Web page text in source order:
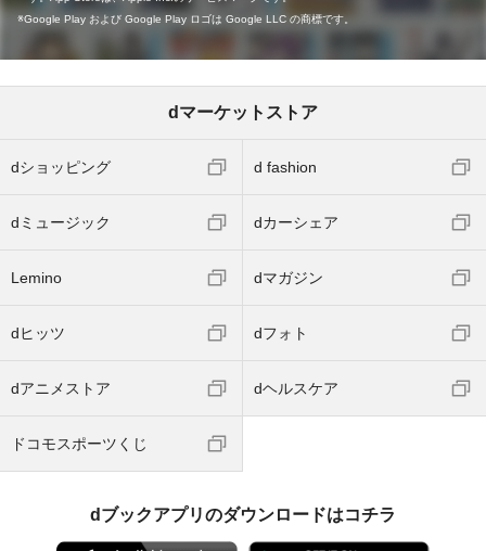
Google Play および Google Play ロゴは Google LLC の商標です。
dマーケットストア
dショッピング d fashion
dミュージック dカーシェア
Lemino dマガジン
dヒッツ dフォト
dアニメストア dヘルスケア
ドコモスポーツくじ
dブックアプリのダウンロードはコチラ